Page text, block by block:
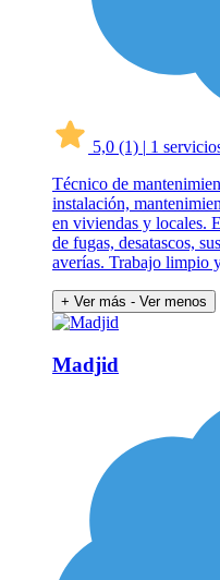
5,0 (1) | 1
Técnico de
instalación,
en viviendas y locales.
de fugas, desatascos,
averías. Trabajo limpio
+ Ver más - Ver menos
Madjid